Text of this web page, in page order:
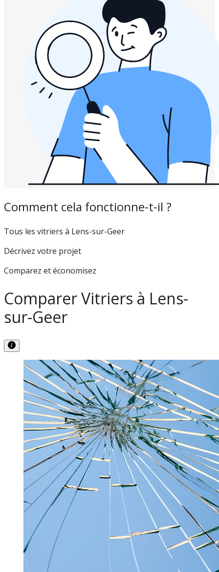
Comment cela fonctionne-t-il ?
Tous les vitriers à Lens-sur-Geer
Décrivez votre projet
Comparez et économisez
Comparer Vitriers à Lens-
sur-Geer